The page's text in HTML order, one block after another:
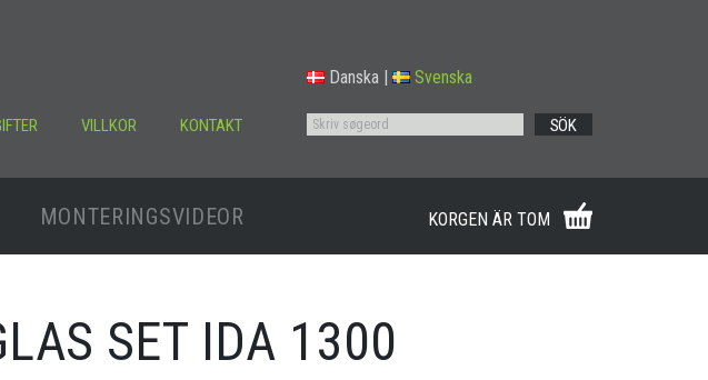
VILLKOR KONTAKT
Danska | Svenska
SÖK
MONTERINGSVIDEOR KORGEN ÄR TOM
SET IDA 1300